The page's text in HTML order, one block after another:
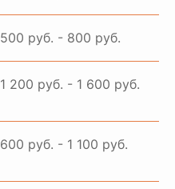
500 руб. - 800 руб.
1 200 руб. - 1 600 руб.
600 руб. - 1 100 руб.